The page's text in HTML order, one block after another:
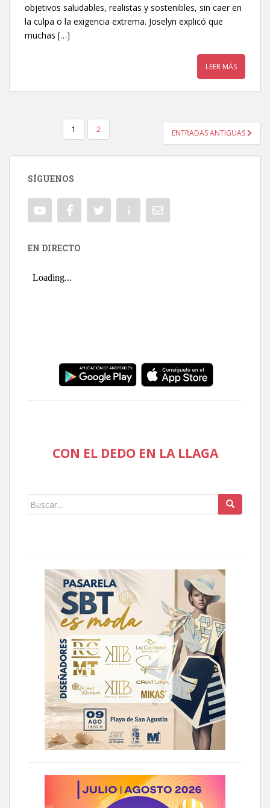
objetivos saludables, realistas y sostenibles, sin caer en
la culpa o la exigencia extrema. Joselyn explicó que
muchas […]
LEER MÁS
NAVEGACIÓN DE ENTRADAS
1 2 ENTRADAS ANTIGUAS
SÍGUENOS
EN DIRECTO
CON EL DEDO EN LA LLAGA
Buscar: